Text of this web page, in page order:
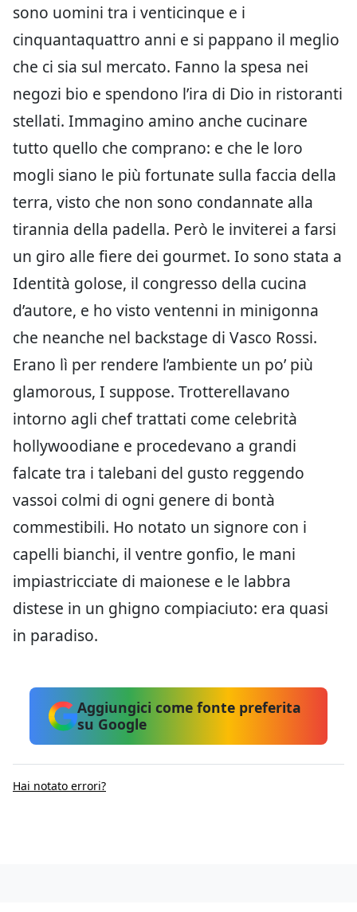
sono uomini tra i venticinque e i
cinquantaquattro anni e si pappano il meglio
che ci sia sul mercato. Fanno la spesa nei
negozi bio e spendono l’ira di Dio in ristoranti
stellati. Immagino amino anche cucinare
tutto quello che comprano: e che le loro
mogli siano le più fortunate sulla faccia della
terra, visto che non sono condannate alla
tirannia della padella. Però le inviterei a farsi
un giro alle fiere dei gourmet. Io sono stata a
Identità golose, il congresso della cucina
d’autore, e ho visto ventenni in minigonna
che neanche nel backstage di Vasco Rossi.
Erano lì per rendere l’ambiente un po’ più
glamorous, I suppose. Trotterellavano
intorno agli chef trattati come celebrità
hollywoodiane e procedevano a grandi
falcate tra i talebani del gusto reggendo
vassoi colmi di ogni genere di bontà
commestibili. Ho notato un signore con i
capelli bianchi, il ventre gonfio, le mani
impiastricciate di maionese e le labbra
distese in un ghigno compiaciuto: era quasi
in paradiso.
Aggiungici come fonte preferita
su Google
Hai notato errori?